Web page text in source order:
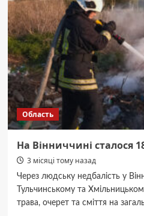
завершувати
війну
в
Україні
в
чому
причина
Область
На Вінниччині сталося
3 місяці тому назад
Через людську недбалість у
Тульчинському та
трава, очерет та сміття на